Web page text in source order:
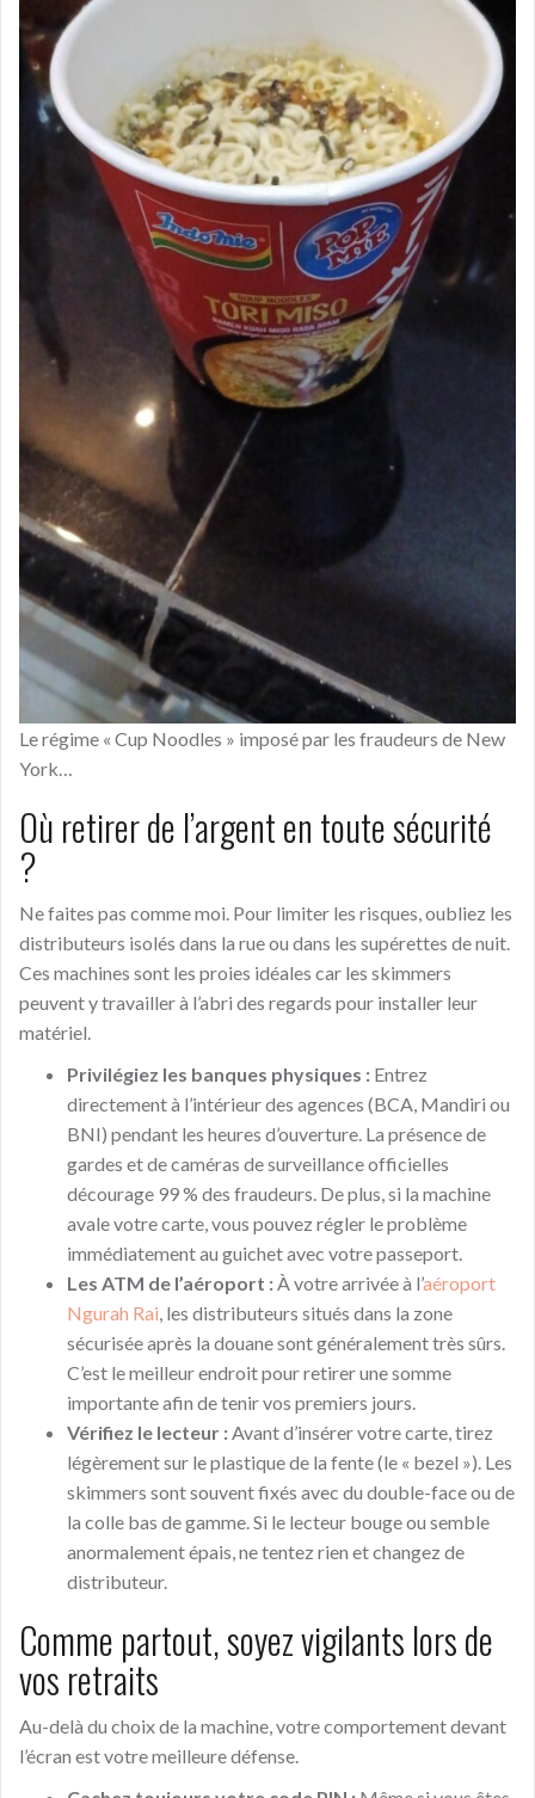
Le régime « Cup Noodles » imposé par les fraudeurs de New
York…
Où retirer de l’argent en toute sécurité
?
Ne faites pas comme moi. Pour limiter les risques, oubliez les
distributeurs isolés dans la rue ou dans les supérettes de nuit.
Ces machines sont les proies idéales car les skimmers
peuvent y travailler à l’abri des regards pour installer leur
matériel.
Privilégiez les banques physiques : Entrez
directement à l’intérieur des agences (BCA, Mandiri ou
BNI) pendant les heures d’ouverture. La présence de
gardes et de caméras de surveillance officielles
décourage 99 % des fraudeurs. De plus, si la machine
avale votre carte, vous pouvez régler le problème
immédiatement au guichet avec votre passeport.
Les ATM de l’aéroport :À votre arrivée à l’aéroport
Ngurah Rai, les distributeurs situés dans la zone
sécurisée après la douane sont généralement très sûrs.
C’est le meilleur endroit pour retirer une somme
importante afin de tenir vos premiers jours.
Vérifiez le lecteur :Avant d’insérer votre carte, tirez
légèrement sur le plastique de la fente (le « bezel »). Les
skimmers sont souvent fixés avec du double-face ou de
la colle bas de gamme. Si le lecteur bouge ou semble
anormalement épais, ne tentez rien et changez de
distributeur.
Comme partout, soyez vigilants lors de
vos retraits
Au-delà du choix de la machine, votre comportement devant
l’écran est votre meilleure défense.